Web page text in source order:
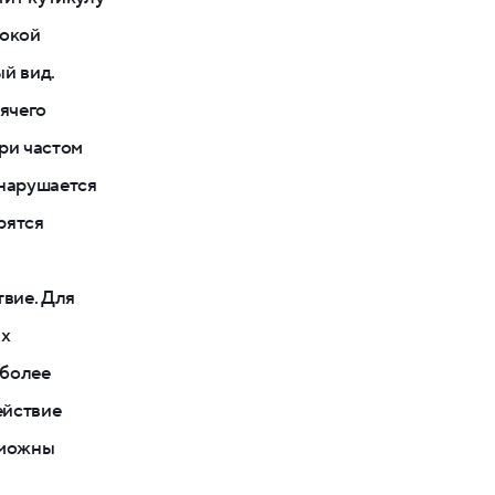
вид.
частом
Для